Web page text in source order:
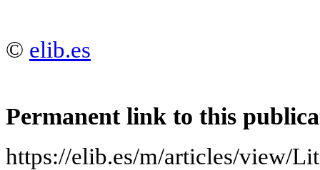
© elib.es
Permanent link to this
https://elib.es/m/articles/view/